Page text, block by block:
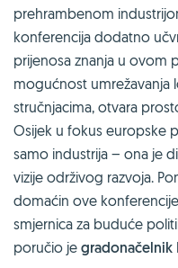
prehrambenom
konferencija dodatno
prijenosa znanja u ovom
mogućnost umrežavanja
stručnjacima, otvara
Osijek u fokus europske
samo industrija – ona je
vizije održivog razvoja.
domaćin ove
smjernica za buduće
poručio je gradonačelnik